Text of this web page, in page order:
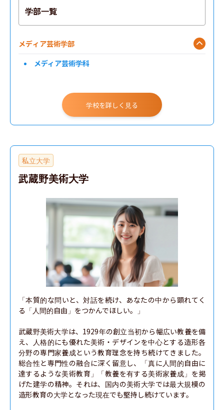
学部一覧
メディア芸術学部
メディア芸術学科
学校を詳しく見る
私立大学
武蔵野美術大学
「本質的な問いと、対話を続け、あなたの中から顕れてく
る「人間的自由」をつかんでほしい。」
武蔵野美術大学は、1929年の創立当初から幅広い教養を備
え、人格的にも優れた美術・デザインを中心とする造形各
分野の専門家養成という教育理念を持ち続けてきました。
総合性と専門性の融合に深く留意し、「真に人間的自由に
達するような美術教育」「教養を有する美術家養成」を掲
げた建学の精神。それは、国内の美術大学では最大規模の
造形教育の大学となった現在でも堅持し続けています。